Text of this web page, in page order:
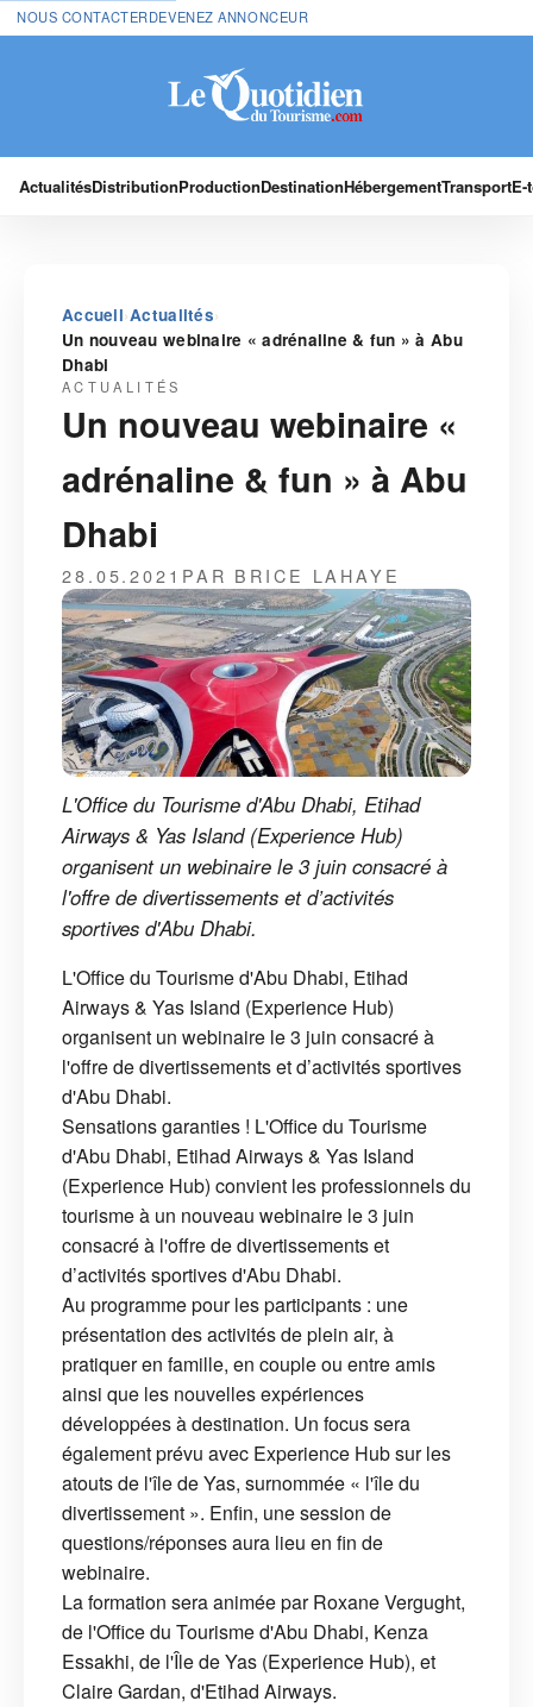
NOUS CONTACTERDEVENEZ ANNONCEUR
ActualitésDistributionProductionDestinationHébergementTransport
Accueil›Actualités›
Un nouveau webinaire « adrénaline & fun » à Abu
Dhabi
ACTUALITÉS
Un nouveau webinaire «
adrénaline & fun » à Abu
Dhabi
28.05.2021 PAR BRICE LAHAYE
L'Office du Tourisme d'Abu Dhabi, Etihad
Airways & Yas Island (Experience Hub)
organisent un webinaire le 3 juin consacré à
l'offre de divertissements et d’activités
sportives d'Abu Dhabi.
L'Office du Tourisme d'Abu Dhabi, Etihad
Airways & Yas Island (Experience Hub)
organisent un webinaire le 3 juin consacré à
l'offre de divertissements et d’activités sportives
d'Abu Dhabi.
Sensations garanties ! L'Office du Tourisme
d'Abu Dhabi, Etihad Airways & Yas Island
(Experience Hub) convient les professionnels du
tourisme à un nouveau webinaire le 3 juin
consacré à l'offre de divertissements et
d’activités sportives d'Abu Dhabi.
Au programme pour les participants : une
présentation des activités de plein air, à
pratiquer en famille, en couple ou entre amis
ainsi que les nouvelles expériences
développées à destination. Un focus sera
également prévu avec Experience Hub sur les
atouts de l'île de Yas, surnommée « l'île du
divertissement ». Enfin, une session de
questions/réponses aura lieu en fin de
webinaire.
La formation sera animée par Roxane Vergught,
de l'Office du Tourisme d'Abu Dhabi, Kenza
Essakhi, de l'Île de Yas (Experience Hub), et
Claire Gardan, d'Etihad Airways.